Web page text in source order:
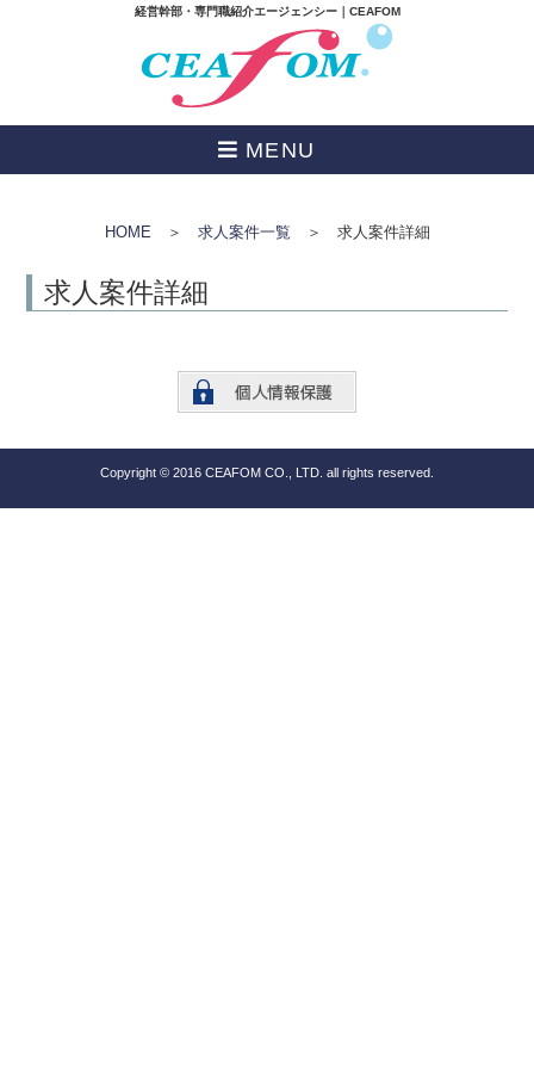
経営幹部・専門職紹介エージェンシー｜CEAFOM
MENU
HOME ＞ 求人案件一覧 ＞ 求人案件詳細
求人案件詳細
Copyright © 2016 CEAFOM CO., LTD. all rights reserved.